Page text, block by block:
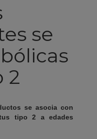
se
2
se asocia con
tipo 2 a edades